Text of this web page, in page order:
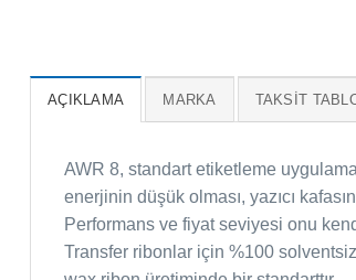
AÇIKLAMA MARKA TAKSIT
AWR 8, standart etiketleme
enerjinin düşük olması, yazıcı
Performans ve fiyat seviyesi onu
Transfer ribonlar için %100